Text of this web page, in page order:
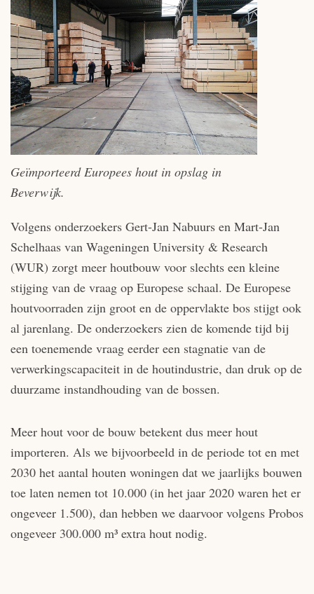
Geïmporteerd Europees hout in opslag in
Beverwijk.
Volgens onderzoekers Gert-Jan Nabuurs en Mart-Jan
Schelhaas van Wageningen University & Research
(WUR) zorgt meer houtbouw voor slechts een kleine
stijging van de vraag op Europese schaal. De Europese
houtvoorraden zijn groot en de oppervlakte bos stijgt ook
al jarenlang. De onderzoekers zien de komende tijd bij
een toenemende vraag eerder een stagnatie van de
verwerkingscapaciteit in de houtindustrie, dan druk op de
duurzame instandhouding van de bossen.
Meer hout voor de bouw betekent dus meer hout
importeren. Als we bijvoorbeeld in de periode tot en met
2030 het aantal houten woningen dat we jaarlijks bouwen
toe laten nemen tot 10.000 (in het jaar 2020 waren het er
ongeveer 1.500), dan hebben we daarvoor volgens Probos
ongeveer 300.000 m³ extra hout nodig.